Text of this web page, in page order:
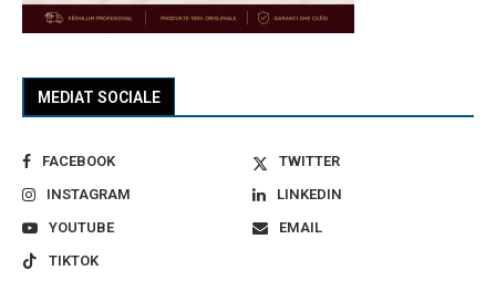
MEDIAT SOCIALE
FACEBOOK
TWITTER
INSTAGRAM
LINKEDIN
YOUTUBE
EMAIL
TIKTOK